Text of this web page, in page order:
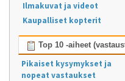
Ilmakuvat ja videot
Kaupalliset kopterit
Top 10 -aiheet
Pikaiset kysymykset ja
nopeat vastaukset